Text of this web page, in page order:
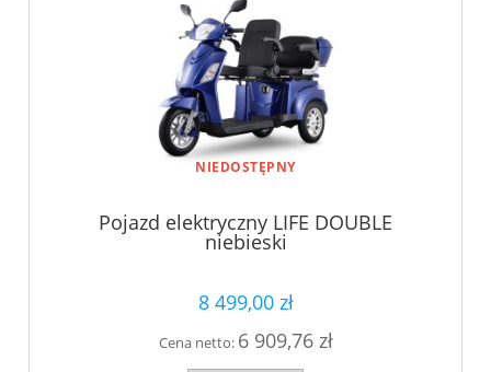
NIEDOSTĘPNY
Pojazd elektryczny LIFE DOUBLE
niebieski
8 499,00 zł
Cena netto: 6 909,76 zł